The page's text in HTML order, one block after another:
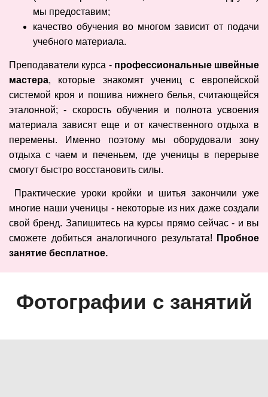
мы предоставим;
качество обучения во многом зависит от подачи
учебного материала.
Преподаватели курса - профессиональные швейные
мастера, которые знакомят учениц с европейской
системой кроя и пошива нижнего белья, считающейся
эталонной; - скорость обучения и полнота усвоения
материала зависят еще и от качественного отдыха в
перемены. Именно поэтому мы оборудовали зону
отдыха с чаем и печеньем, где ученицы в перерыве
смогут быстро восстановить силы.
Практические уроки кройки и шитья закончили уже
многие наши ученицы - некоторые из них даже создали
свой бренд. Запишитесь на курсы прямо сейчас - и вы
сможете добиться аналогичного результата!
Пробное
занятие бесплатное.
Фотографии с занятий